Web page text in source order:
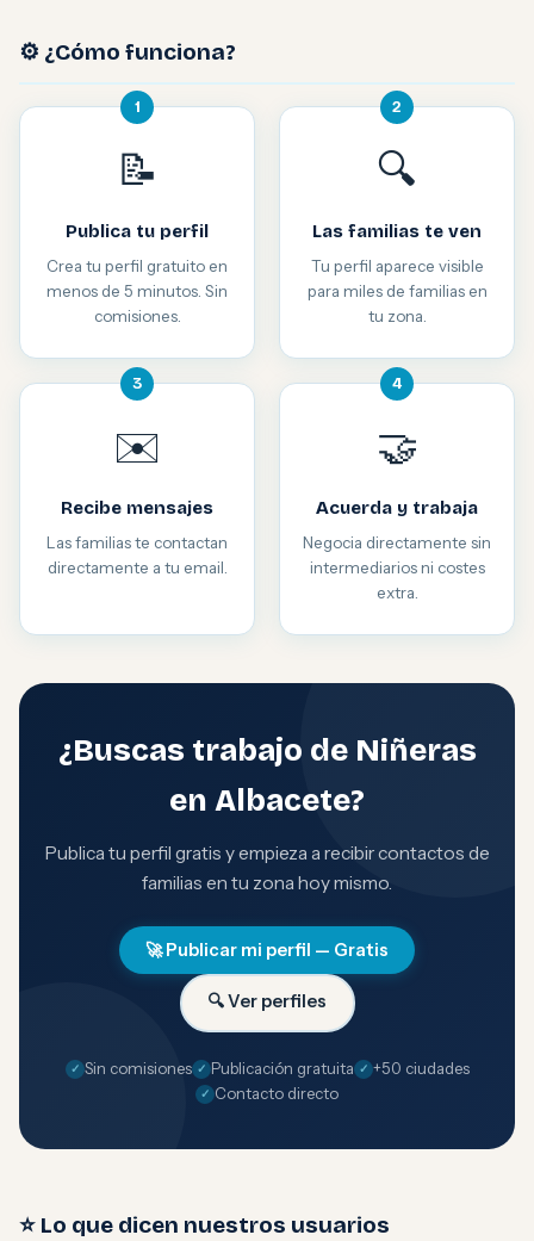
⚙️ ¿Cómo funciona?
1
📝
Publica tu perfil
Crea tu perfil gratuito en
menos de 5 minutos. Sin
comisiones.
2
🔍
Las familias te ven
Tu perfil aparece visible
para miles de familias en
tu zona.
3
✉️
Recibe mensajes
Las familias te contactan
directamente a tu email.
4
🤝
Acuerda y trabaja
Negocia directamente sin
intermediarios ni costes
extra.
¿Buscas trabajo de Niñeras
en Albacete?
Publica tu perfil gratis y empieza a recibir contactos de
familias en tu zona hoy mismo.
🚀 Publicar mi perfil — Gratis
🔍 Ver perfiles
Sin comisiones Publicación gratuita
+50 ciudades
Contacto directo
⭐ Lo que dicen nuestros usuarios